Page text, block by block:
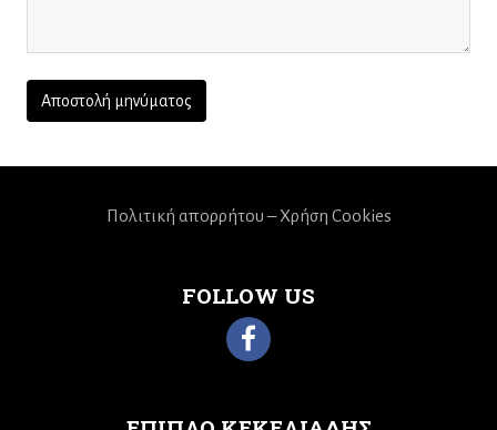
FOLLOW US
Πολιτική απορρήτου – Χρήση Cookies